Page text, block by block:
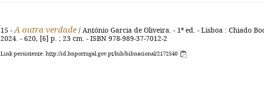
15 - A outra verdade / António Garcia de Oliveira. - 1ª ed. - Lisboa : Chiado
2024. - 620, [6] p. ; 23 cm. - ISBN 978-989-37-7012-2
Link persistente: http://id.bnportugal.gov.pt/bib/bibnacional/2172540